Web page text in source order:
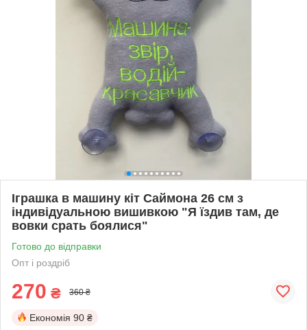
Іграшка в машину кіт Саймона 26 см з
індивідуальною вишивкою "Я їздив там, де
вовки срать боялися"
Готово до відправки
Опт і роздріб
270 ₴ 360 ₴
Економія 90 ₴